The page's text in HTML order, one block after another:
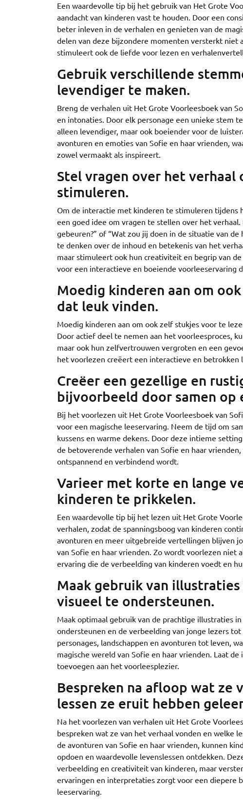
Een waardevolle tip bij het gebruik van Het Grote
aandacht van kinderen vast te houden. Door een
beter inleven in de verhalen en genieten van de
delen van deze bijzondere momenten versterkt niet
stimuleert ook de liefde voor lezen en
Gebruik verschillende
levendiger te maken.
Breng de verhalen uit Het Grote Voorleesboek van
en intonaties. Door elk personage een unieke stem
alleen levendiger, maar ook boeiender voor de
avonturen en emoties van Sofie en haar vrienden,
zowel vermaakt als inspireert.
Stel vragen over het
stimuleren.
Om de interactie met kinderen te stimuleren tijdens
een goed idee om vragen te stellen over het
gebeuren?” of “Wat zou jij doen in de situatie van
te denken over de inhoud en betekenis van het
maar stimuleert ook hun creativiteit en begrip van
voor een interactieve en boeiende voorleeservaring
Moedig kinderen aan om
dat leuk vinden.
Moedig kinderen aan om ook zelf stukjes voor te
Door actief deel te nemen aan het voorleesproces,
maar ook hun zelfvertrouwen vergroten en een
het voorlezen creëert een interactieve en
Creëer een gezellige en
bijvoorbeeld door samen
Bij het voorlezen uit Het Grote Voorleesboek van
voor een magische leeservaring. Neem de tijd om
kussens en warme dekens. Door deze intieme
de betoverende verhalen van Sofie en haar
ontspannend en verbindend wordt.
Varieer met korte en lange
kinderen te prikkelen.
Een waardevolle tip bij het lezen uit Het Grote
verhalen, zodat de spanningsboog van kinderen
avonturen en meer uitgebreide vertellingen blijven
van Sofie en haar vrienden. Zo wordt voorlezen niet
ervaring die de verbeelding van kinderen voedt en
Maak gebruik van
visueel te ondersteunen.
Maak optimaal gebruik van de prachtige illustraties
ondersteunen en de verbeelding van jonge lezers
personages, landschappen en avonturen tot leven,
magische wereld van Sofie en haar vrienden. Laat
toevoegen aan het voorleesplezier.
Bespreken na afloop wat ze
lessen ze eruit hebben
Na het voorlezen van verhalen uit Het Grote
bespreken wat ze van het verhaal vonden en welke
de avonturen van Sofie en haar vrienden, kunnen
opdoen en waardevolle levenslessen ontdekken.
verbeelding en creativiteit van kinderen, maar
ervaringen en interpretaties zorgt voor een diepere
leeservaring.